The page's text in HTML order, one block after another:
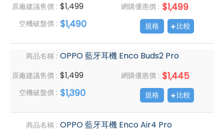
原廠建議售價 : $1,499 網購優惠價 : $1,499
空機破盤價 : $1,490 規格 比較
商品名稱 : OPPO 藍牙耳機 Enco Buds2 Pro
原廠建議售價 : $1,499 網購優惠價 : $1,445
空機破盤價 : $1,390 規格 比較
商品名稱 : OPPO 藍牙耳機 Enco Air4 Pro